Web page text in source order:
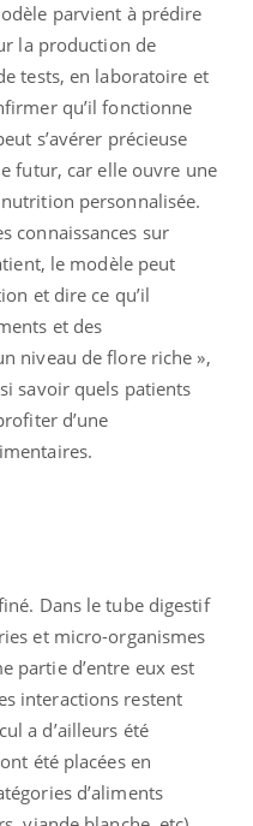
parvient à prédire
la production de
tests, en laboratoire et
qu’il fonctionne
s’avérer précieuse
futur, car elle ouvre une
personnalisée.
connaissances sur
le modèle peut
et dire ce qu’il
et des
niveau de flore riche »,
savoir quels patients
d’une
Dans le tube digestif
et micro-organismes
partie d’entre eux est
interactions restent
a d’ailleurs été
été placées en
d’aliments